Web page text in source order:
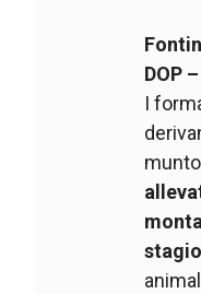
DOP –
I